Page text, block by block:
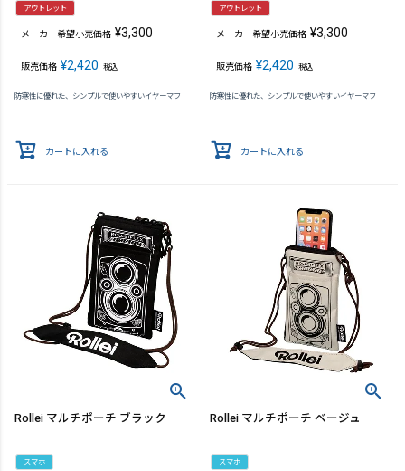
アウトレット
メーカー希望小売価格 ¥3,300
販売価格 ¥2,420 税込
防寒性に優れた、シンプルで使いやすいイヤーマフ
カートに入れる
アウトレット
メーカー希望小売価格 ¥3,300
販売価格 ¥2,420 税込
防寒性に優れた、シンプルで使いやすいイヤーマフ
カートに入れる
Rollei マルチポーチ ブラック
スマホ
Rollei マルチポーチ ベージュ
スマホ